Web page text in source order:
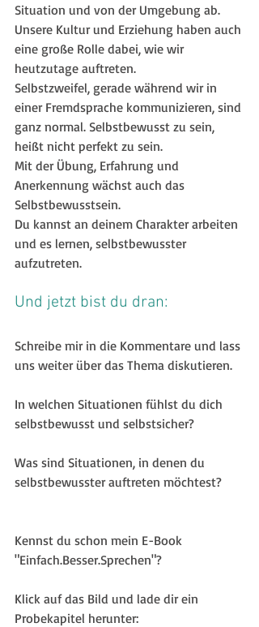
Situation und von der Umgebung ab.
Unsere Kultur und Erziehung haben auch
eine große Rolle dabei, wie wir
heutzutage auftreten.
Selbstzweifel, gerade während wir in
einer Fremdsprache kommunizieren, sind
ganz normal. Selbstbewusst zu sein,
heißt nicht perfekt zu sein.
Mit der Übung, Erfahrung und
Anerkennung wächst auch das
Selbstbewusstsein.
Du kannst an deinem Charakter arbeiten
und es lernen, selbstbewusster
aufzutreten.
Und jetzt bist du dran:
Schreibe mir in die Kommentare und lass
uns weiter über das Thema diskutieren.
In welchen Situationen fühlst du dich
selbstbewusst und selbstsicher?
Was sind Situationen, in denen du
selbstbewusster auftreten möchtest?
Kennst du schon mein E-Book
"Einfach.Besser.Sprechen"?
Klick auf das Bild und lade dir ein
Probekapitel herunter: